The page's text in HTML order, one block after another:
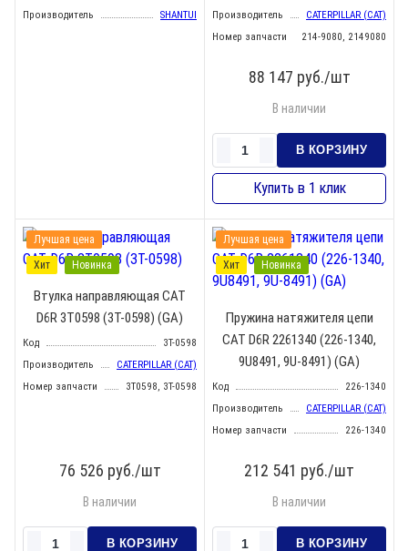
Производитель
SHANTUI
Производитель
CATERPILLAR (CAT)
Номер запчасти
214-9080, 2149080
88 147 руб./шт
В наличии
Лучшая цена
Хит
Новинка
Втулка направляющая CAT
D6R 3T0598 (3T-0598) (GA)
Код
3T-0598
Производитель
CATERPILLAR (CAT)
Номер запчасти
3T0598, 3T-0598
76 526 руб./шт
В наличии
Лучшая цена
Хит
Новинка
Пружина натяжителя цепи
CAT D6R 2261340 (226-1340,
9U8491, 9U-8491) (GA)
Код
226-1340
Производитель
CATERPILLAR (CAT)
Номер запчасти
226-1340
212 541 руб./шт
В наличии